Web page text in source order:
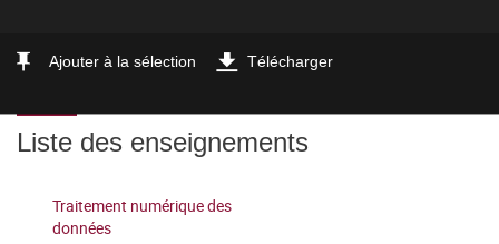
Ajouter à la sélection Télécharger
Liste des enseignements
Traitement numérique des
données